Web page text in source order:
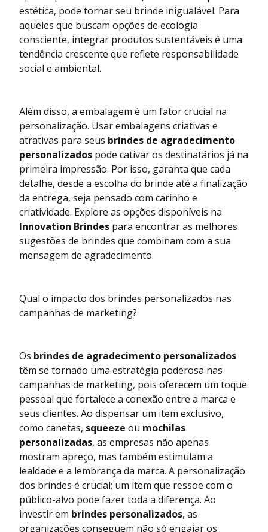
estética, pode tornar seu brinde inigualável. Para
aqueles que buscam opções de ecologia
consciente, integrar produtos sustentáveis é uma
tendência crescente que reflete responsabilidade
social e ambiental.
Além disso, a embalagem é um fator crucial na
personalização. Usar embalagens criativas e
atrativas para seus brindes de agradecimento
personalizados pode cativar os destinatários já na
primeira impressão. Por isso, garanta que cada
detalhe, desde a escolha do brinde até a finalização
da entrega, seja pensado com carinho e
criatividade. Explore as opções disponíveis na
Innovation Brindes para encontrar as melhores
sugestões de brindes que combinam com a sua
mensagem de agradecimento.
Qual o impacto dos brindes personalizados nas
campanhas de marketing?
Os brindes de agradecimento personalizados
têm se tornado uma estratégia poderosa nas
campanhas de marketing, pois oferecem um toque
pessoal que fortalece a conexão entre a marca e
seus clientes. Ao dispensar um item exclusivo,
como canetas, squeeze ou mochilas
personalizadas, as empresas não apenas
mostram apreço, mas também estimulam a
lealdade e a lembrança da marca. A personalização
dos brindes é crucial; um item que ressoe com o
público-alvo pode fazer toda a diferença. Ao
investir em brindes personalizados, as
organizações conseguem não só engajar os